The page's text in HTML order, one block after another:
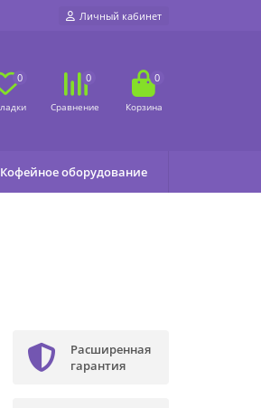
Личный кабинет
0 0 0
Кофейное оборудование
Расширенная
гарантия